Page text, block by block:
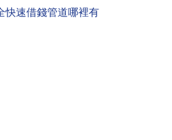
快速借錢管道哪裡有